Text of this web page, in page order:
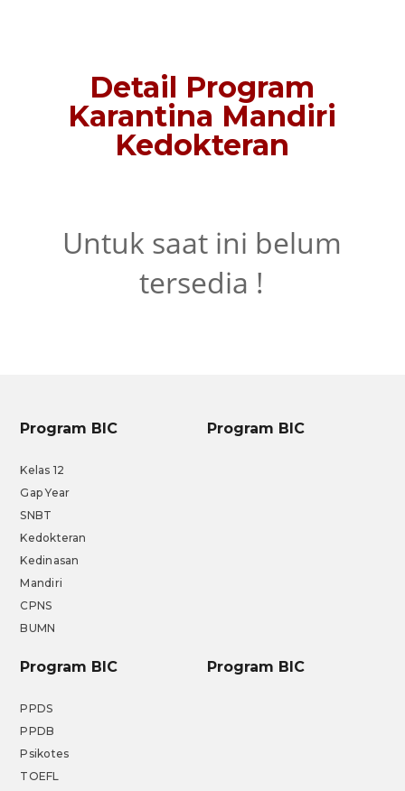
Detail Program
Karantina Mandiri
Kedokteran
Untuk saat ini belum
tersedia !
Program BIC
Kelas 12
Gap Year
SNBT
Kedokteran
Kedinasan
Mandiri
CPNS
BUMN
Program BIC
Program BIC
PPDS
PPDB
Psikotes
TOEFL
Program BIC